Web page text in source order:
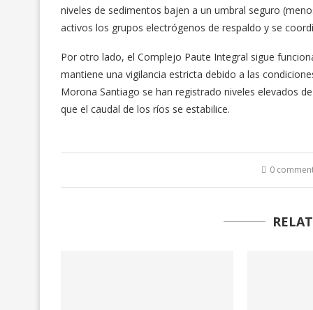
niveles de sedimentos bajen a un umbral seguro
activos los grupos electrógenos de respaldo y se
Por otro lado, el Complejo Paute Integral sigue
mantiene una vigilancia estricta debido a las
Morona Santiago se han registrado niveles elevados
que el caudal de los ríos se estabilice.
0